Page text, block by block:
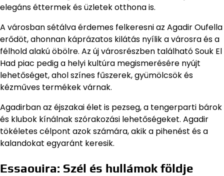
elegáns éttermek és üzletek otthona is.
A városban sétálva érdemes felkeresni az Agadir Oufella
erődöt, ahonnan káprázatos kilátás nyílik a városra és a
félhold alakú öbölre. Az új városrészben található Souk El
Had piac pedig a helyi kultúra megismerésére nyújt
lehetőséget, ahol színes fűszerek, gyümölcsök és
kézműves termékek várnak.
Agadirban az éjszakai élet is pezseg, a tengerparti bárok
és klubok kínálnak szórakozási lehetőségeket. Agadir
tökéletes célpont azok számára, akik a pihenést és a
kalandokat egyaránt keresik.
Essaouira: Szél és hullámok földje